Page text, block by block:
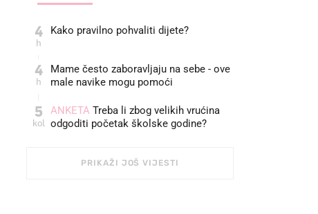
4
h
Kako pravilno pohvaliti dijete?
4
h
Mame često zaboravljaju na sebe - ove
male navike mogu pomoći
5
kol
ANKETA Treba li zbog velikih vrućina
odgoditi početak školske godine?
PRIKAŽI JOŠ VIJESTI